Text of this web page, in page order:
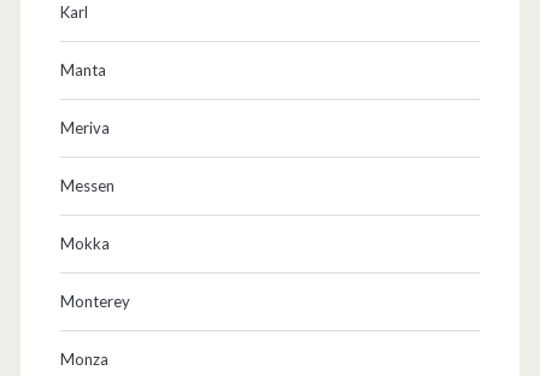
Karl
Manta
Meriva
Messen
Mokka
Monterey
Monza